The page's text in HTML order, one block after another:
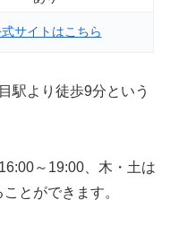
サイトはこちら
駅より徒歩9分という
～19:00、木・土は
とができます。